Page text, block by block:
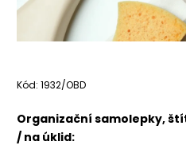
Kód: 1932/OBD
Organizační samolepky,
/ na úklid: